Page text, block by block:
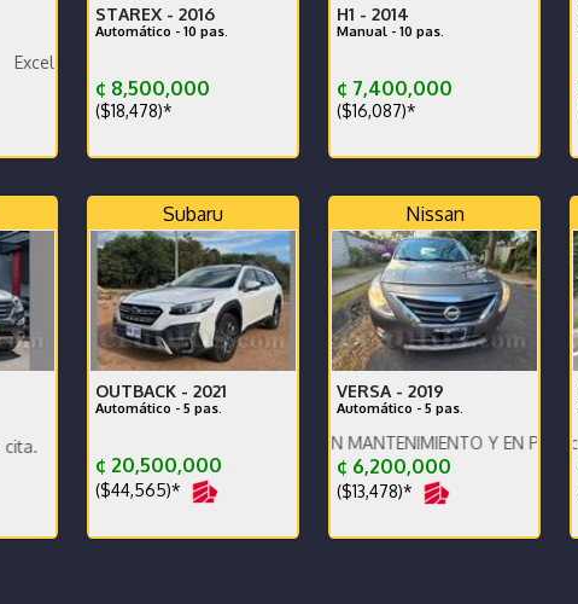
estado
STAREX - 2016
Automático - 10 pas.
¢ 8,500,000
($18,478)*
H1 - 2014
Manual - 10 pas.
¢ 7,400,000
($16,087)*
Subaru
OUTBACK - 2021
Automático - 5 pas.
¢ 20,500,000
($44,565)*
Nissan
VERSA - 2019
Automático - 5 pas.
VEHICULO CON BUEN MANTENIMIENTO Y EN PERFECTO
¢ 6,200,000
($13,478)*